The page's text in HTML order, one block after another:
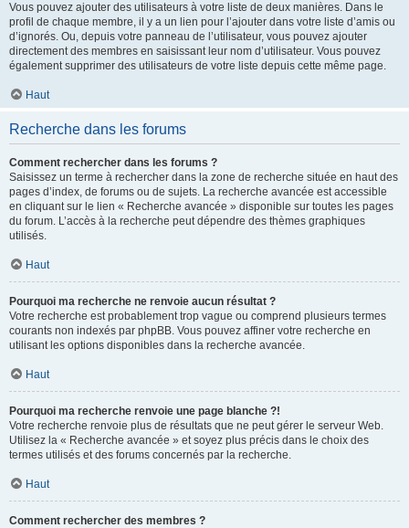
Vous pouvez ajouter des utilisateurs à votre liste de deux manières. Dans le
profil de chaque membre, il y a un lien pour l’ajouter dans votre liste d’amis ou
d’ignorés. Ou, depuis votre panneau de l’utilisateur, vous pouvez ajouter
directement des membres en saisissant leur nom d’utilisateur. Vous pouvez
également supprimer des utilisateurs de votre liste depuis cette même page.
Haut
Recherche dans les forums
Comment rechercher dans les forums ?
Saisissez un terme à rechercher dans la zone de recherche située en haut des
pages d’index, de forums ou de sujets. La recherche avancée est accessible
en cliquant sur le lien « Recherche avancée » disponible sur toutes les pages
du forum. L’accès à la recherche peut dépendre des thèmes graphiques
utilisés.
Haut
Pourquoi ma recherche ne renvoie aucun résultat ?
Votre recherche est probablement trop vague ou comprend plusieurs termes
courants non indexés par phpBB. Vous pouvez affiner votre recherche en
utilisant les options disponibles dans la recherche avancée.
Haut
Pourquoi ma recherche renvoie une page blanche ?!
Votre recherche renvoie plus de résultats que ne peut gérer le serveur Web.
Utilisez la « Recherche avancée » et soyez plus précis dans le choix des
termes utilisés et des forums concernés par la recherche.
Haut
Comment rechercher des membres ?